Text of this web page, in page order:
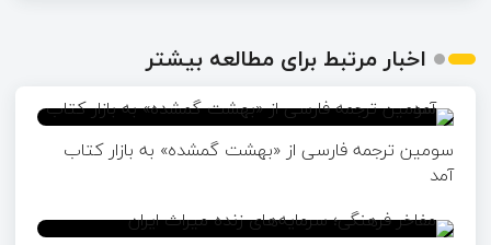
اخبار مرتبط برای مطالعه بیشتر
سومین ترجمه فارسی از «بهشت گمشده» به بازار کتاب
آمد